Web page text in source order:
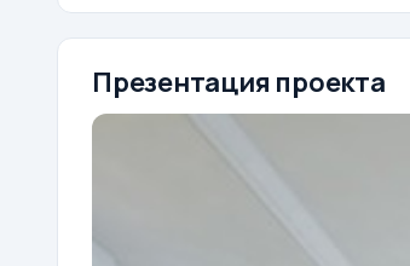
Презентация проекта